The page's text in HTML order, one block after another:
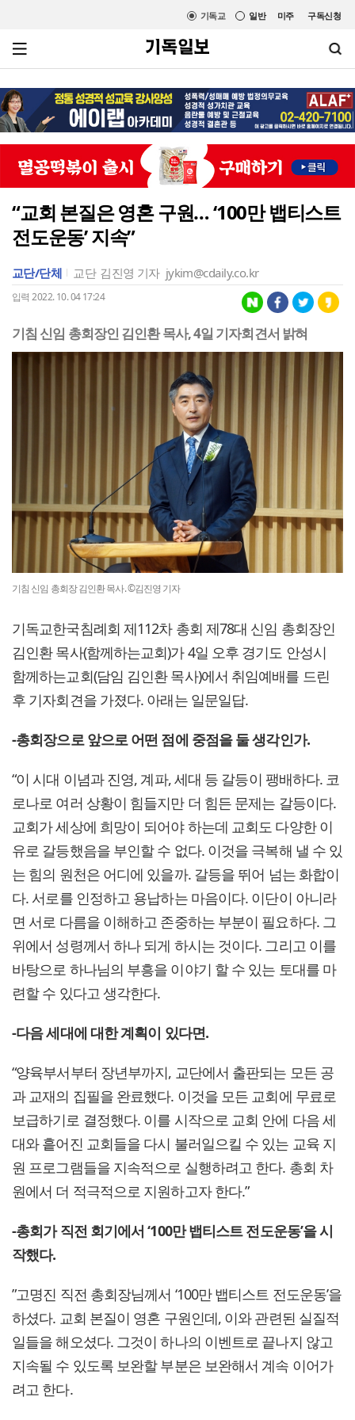
미주 구독신청
일반
기독교
“교회 본질은 영혼 구원… ‘100만 뱁티스트
전도운동’ 지속”
교단/단체 교단 김진영 기자 jykim@cdaily.co.kr
입력 2022. 10. 04 17:24
기침 신임 총회장인 김인환 목사, 4일 기자회견서 밝혀
기침 신임 총회장 김인환 목사. ©김진영 기자
기독교한국침례회 제112차 총회 제78대 신임 총회장인
김인환 목사(함께하는교회)가 4일 오후 경기도 안성시
함께하는교회(담임 김인환 목사)에서 취임예배를 드린
후 기자회견을 가졌다. 아래는 일문일답.
-총회장으로 앞으로 어떤 점에 중점을 둘 생각인가.
“이 시대 이념과 진영, 계파, 세대 등 갈등이 팽배하다. 코
로나로 여러 상황이 힘들지만 더 힘든 문제는 갈등이다.
교회가 세상에 희망이 되어야 하는데 교회도 다양한 이
유로 갈등했음을 부인할 수 없다. 이것을 극복해 낼 수 있
는 힘의 원천은 어디에 있을까. 갈등을 뛰어 넘는 화합이
다. 서로를 인정하고 용납하는 마음이다. 이단이 아니라
면 서로 다름을 이해하고 존중하는 부분이 필요하다. 그
위에서 성령께서 하나 되게 하시는 것이다. 그리고 이를
바탕으로 하나님의 부흥을 이야기 할 수 있는 토대를 마
련할 수 있다고 생각한다.
-다음 세대에 대한 계획이 있다면.
“양육부서부터 장년부까지, 교단에서 출판되는 모든 공
과 교재의 집필을 완료했다. 이것을 모든 교회에 무료로
보급하기로 결정했다. 이를 시작으로 교회 안에 다음 세
대와 흩어진 교회들을 다시 불러일으킬 수 있는 교육 지
원 프로그램들을 지속적으로 실행하려고 한다. 총회 차
원에서 더 적극적으로 지원하고자 한다.”
-총회가 직전 회기에서 ‘100만 뱁티스트 전도운동’을 시
작했다.
”고명진 직전 총회장님께서 ‘100만 뱁티스트 전도운동’을
하셨다. 교회 본질이 영혼 구원인데, 이와 관련된 실질적
일들을 해오셨다. 그것이 하나의 이벤트로 끝나지 않고
지속될 수 있도록 보완할 부분은 보완해서 계속 이어가
려고 한다.